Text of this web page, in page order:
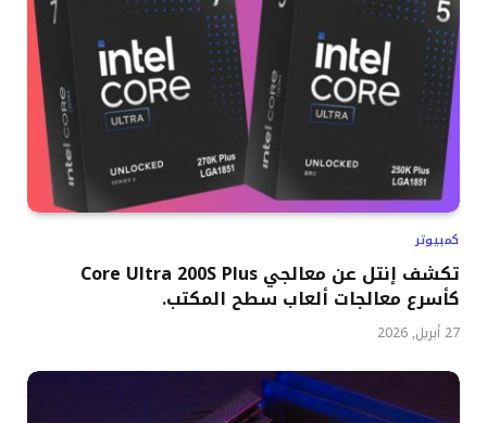
كمبيوتر
تكشف إنتل عن معالجي Core Ultra 200S Plus
كأسرع معالجات ألعاب سطح المكتب.
27 أبريل, 2026